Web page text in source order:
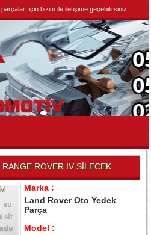
için bizim ile iletişime geçebilirsiniz.
ROVER IV SİLECEK
Marka :
Land Rover Oto Yedek
Parça
Model :